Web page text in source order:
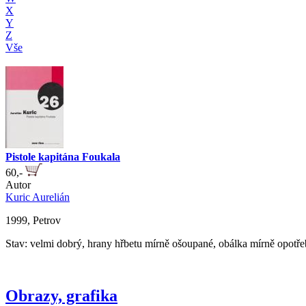
X
Y
Z
Vše
Pistole kapitána Foukala
60,-
Autor
Kuric Aurelián
1999, Petrov
Stav: velmi dobrý, hrany hřbetu mírně ošoupané, obálka mírně
Obrazy, grafika